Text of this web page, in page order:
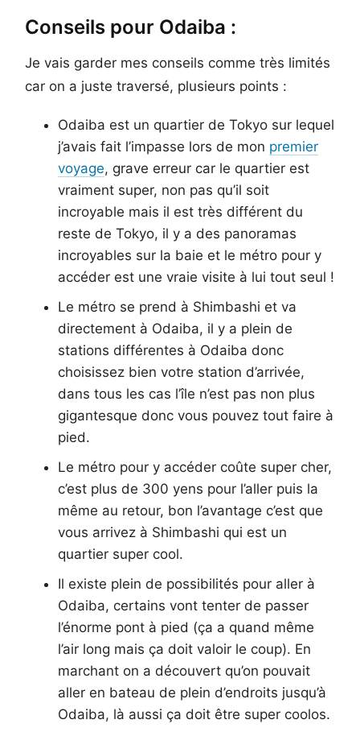
Conseils pour Odaiba :
Je vais garder mes conseils comme très limités
car on a juste traversé, plusieurs points :
Odaiba est un quartier de Tokyo sur lequel
j’avais fait l’impasse lors de mon premier
voyage, grave erreur car le quartier est
vraiment super, non pas qu’il soit
incroyable mais il est très différent du
reste de Tokyo, il y a des panoramas
incroyables sur la baie et le métro pour y
accéder est une vraie visite à lui tout seul !
Le métro se prend à Shimbashi et va
directement à Odaiba, il y a plein de
stations différentes à Odaiba donc
choisissez bien votre station d’arrivée,
dans tous les cas l’île n’est pas non plus
gigantesque donc vous pouvez tout faire à
pied.
Le métro pour y accéder coûte super cher,
c’est plus de 300 yens pour l’aller puis la
même au retour, bon l’avantage c’est que
vous arrivez à Shimbashi qui est un
quartier super cool.
Il existe plein de possibilités pour aller à
Odaiba, certains vont tenter de passer
l’énorme pont à pied (ça a quand même
l’air long mais ça doit valoir le coup). En
marchant on a découvert qu’on pouvait
aller en bateau de plein d’endroits jusqu’à
Odaiba, là aussi ça doit être super coolos.